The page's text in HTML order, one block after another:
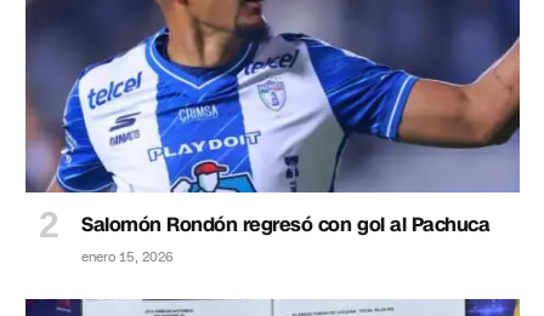
Salomón Rondón regresó con gol al Pachuca
enero 15, 2026